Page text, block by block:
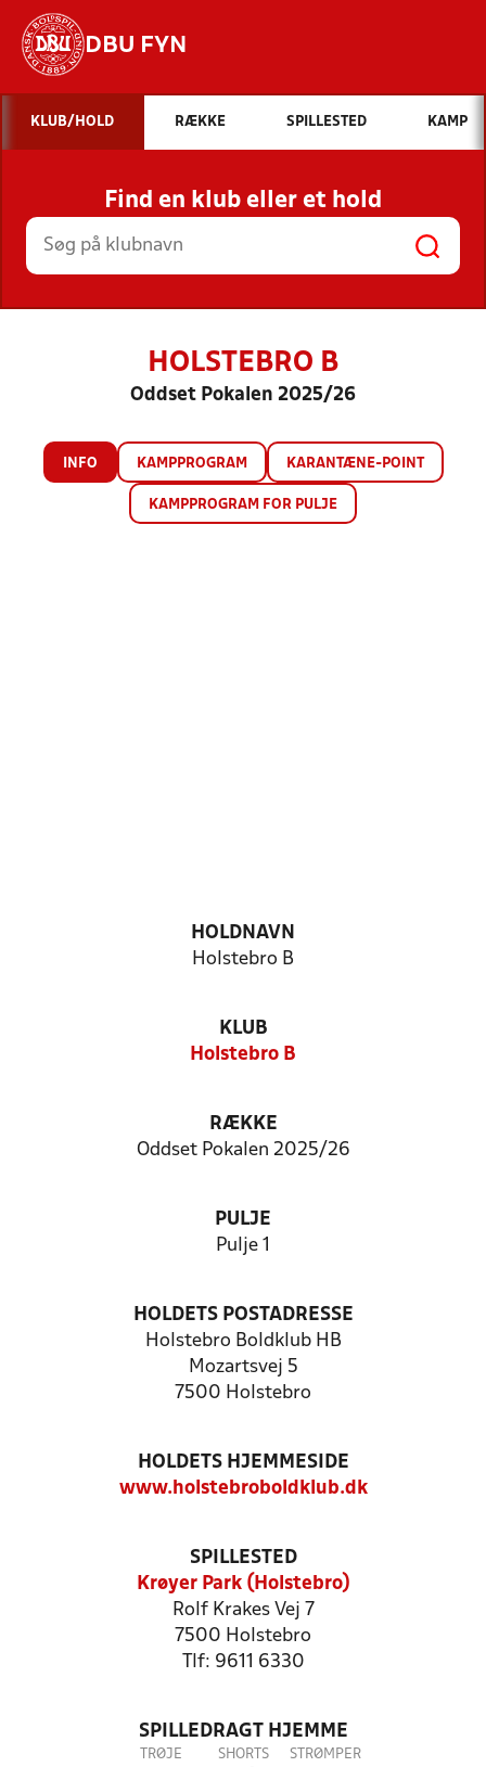
DBU FYN
Hvad vil du søge efter?
INDHOLD OG NYHEDER
STILLINGER, RESULTATER, KLUBBER OG
HOLD
KLUB/HOLD RÆKKE SPILLESTED KAMP
Find en klub eller et hold
HOLSTEBRO B
Oddset Pokalen 2025/26
INFO KAMPPROGRAM KARANTÆNE-POINT
KAMPPROGRAM FOR PULJE
HOLDNAVN
Holstebro B
KLUB
Holstebro B
RÆKKE
Oddset Pokalen 2025/26
PULJE
Pulje 1
HOLDETS POSTADRESSE
Holstebro Boldklub HB
Mozartsvej 5
7500 Holstebro
HOLDETS HJEMMESIDE
www.holstebroboldklub.dk
SPILLESTED
Krøyer Park (Holstebro)
Rolf Krakes Vej 7
7500 Holstebro
Tlf: 9611 6330
SPILLEDRAGT HJEMME
TRØJE SHORTS STRØMPER